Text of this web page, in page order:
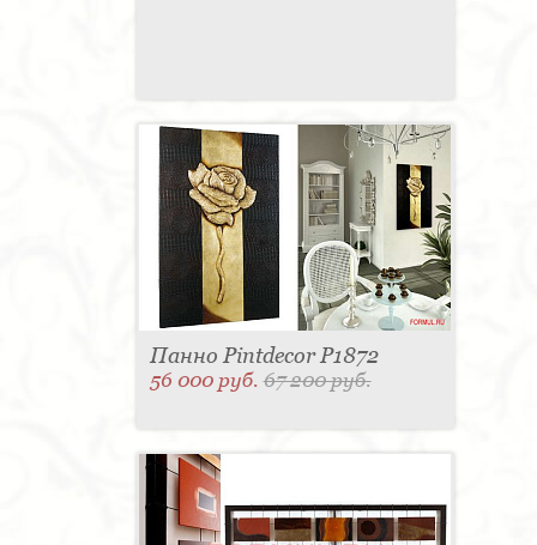
Панно Pintdecor P1872
56 000 руб.67 200 руб.